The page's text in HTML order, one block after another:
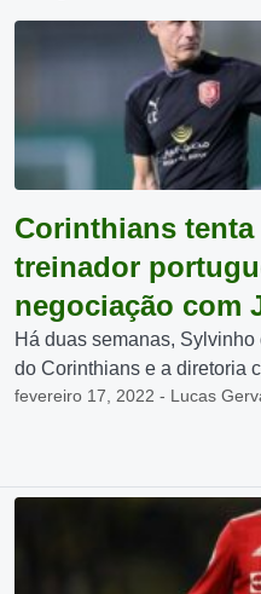
Corinthians
treinador
negociação com
Há duas semanas,
do Corinthians e a diretoria
fevereiro 17, 2022 - Lucas